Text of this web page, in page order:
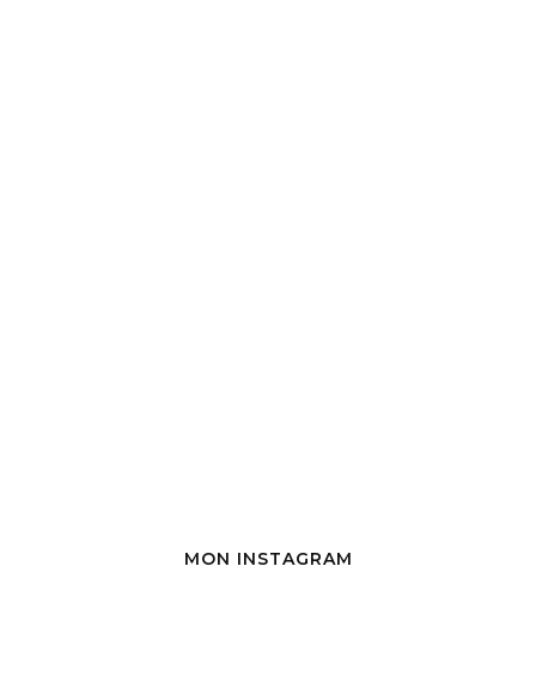
MON INSTAGRAM